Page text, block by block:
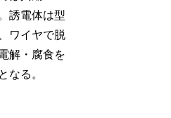
誘電体は型
ワイヤで脱
解・腐食を
なる。